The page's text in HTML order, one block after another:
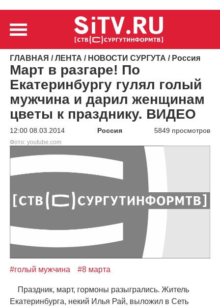
ГЛАВНАЯ /ЛЕНТА / НОВОСТИ СУРГУТА / Россия
Март в разгаре! По
Екатеринбургу гулял голый
мужчина и дарил женщинам
цветы к празднику. ВИДЕО
12:00 08.03.2014 Россия 5849 просмотров
Фото: youtube.com
#голый мужчина #8 марта
Праздник, март, гормоны разыгрались. Житель
Екатеринбурга, некий Илья Рай, выложил в Сеть